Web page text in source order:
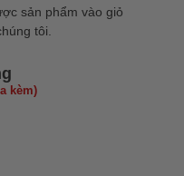
sản phẩm vào giỏ
tôi.
kèm)